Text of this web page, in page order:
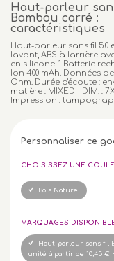
Haut-parleur
Bambou carré :
caractéristiques
Haut-parleur sans fil 5.0
l'avant, ABS à l'arrière
en silicone. 1 Batterie
Ion 400 mAh. Données
Ohm. Durée d'écoute :
matière : MIXED - DIM. :
Impression :
Personnaliser ce
CHOISISSEZ UNE
Bois Naturel
MARQUAGES
Haut-parleur sans fil
unité à partir de 10,45 €